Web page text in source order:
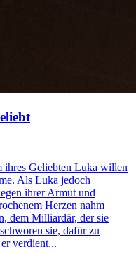
ihres Geliebten Luka willen
Als Luka jedoch
ihrer Armut und
Herzen nahm
dem Milliardär, der sie
sie, dafür zu
verdient...